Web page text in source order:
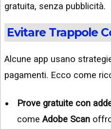
gratuita, senza pubblicità.
Evitare Trappole
Alcune app usano
pagamenti. Ecco come
Prove gratuite con
come Adobe Scan